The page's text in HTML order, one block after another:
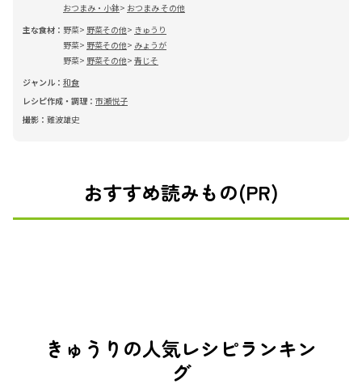
おつまみ・小鉢
おつまみ その他
主な食材： 野菜 野菜その他
きゅうり
野菜
野菜その他
みょうが
野菜
野菜その他 青じそ
ジャンル： 和食
レシピ作成・調理： 市瀬悦子
撮影： 難波雄史
おすすめ読みもの(PR)
きゅうりの人気レシピランキン
グ